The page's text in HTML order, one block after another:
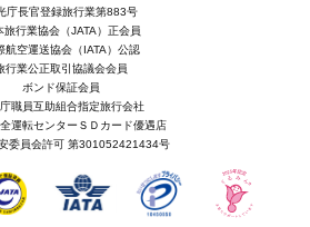
庁長官登録旅行業第883号
旅行業協会（JATA）正会員
航空運送協会（IATA）公認
行業公正取引協議会会員
ボンド保証会員
職員互助組合指定旅行会社
運転センターＳＤカード優遇店
委員会許可 第301052421434号